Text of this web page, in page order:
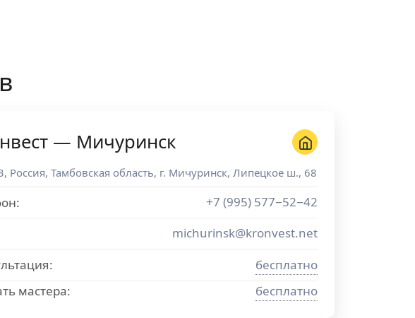
— Мичуринск
, Россия, Тамбовская область, г. Мичуринск, Липецкое ш., 68
+7 (995) 577−52−42
michurinsk@kronvest.net
бесплатно
мастера:
бесплатно